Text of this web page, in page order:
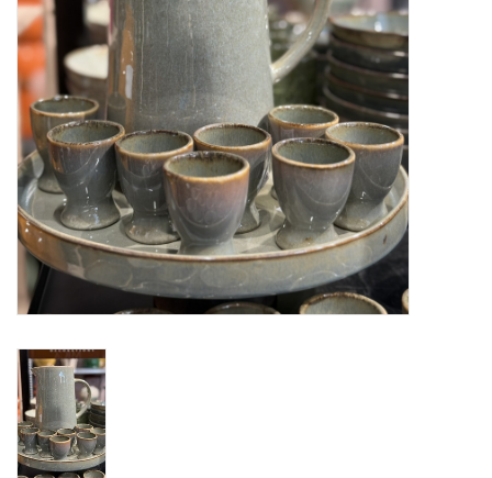
NIEUW!
Sale!
Kleuren